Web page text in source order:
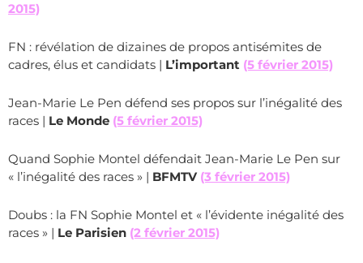
2015)
FN : révélation de dizaines de propos antisémites de
cadres, élus et candidats | L’important (5 février 2015)
Jean-Marie Le Pen défend ses propos sur l’inégalité des
races | Le Monde (5 février 2015)
Quand Sophie Montel défendait Jean-Marie Le Pen sur
« l’inégalité des races » | BFMTV (3 février 2015)
Doubs : la FN Sophie Montel et « l’évidente inégalité des
races » | Le Parisien (2 février 2015)